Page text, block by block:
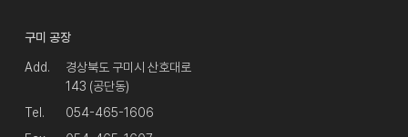
구미 공장
Add.
경상북도 구미시 산호대로
143 (공단동)
Tel.
054-465-1606